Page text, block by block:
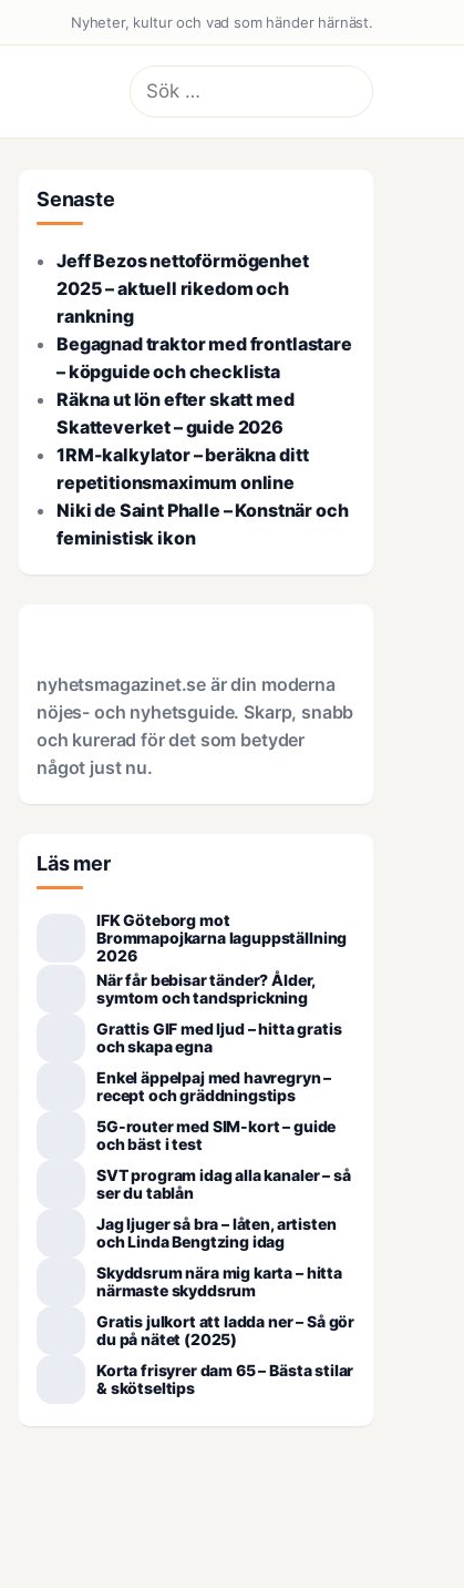
Nyheter, kultur och vad som händer härnäst.
Sök
efter:
Senaste
Jeff Bezos nettoförmögenhet
2025 – aktuell rikedom och
rankning
Begagnad traktor med frontlastare
– köpguide och checklista
Räkna ut lön efter skatt med
Skatteverket – guide 2026
1RM-kalkylator – beräkna ditt
repetitionsmaximum online
Niki de Saint Phalle – Konstnär och
feministisk ikon
nyhetsmagazinet.se är din moderna
nöjes- och nyhetsguide. Skarp, snabb
och kurerad för det som betyder
något just nu.
Läs mer
IFK Göteborg mot
Brommapojkarna laguppställning
2026
När får bebisar tänder? Ålder,
symtom och tandsprickning
Grattis GIF med ljud – hitta gratis
och skapa egna
Enkel äppelpaj med havregryn –
recept och gräddningstips
5G-router med SIM-kort – guide
och bäst i test
SVT program idag alla kanaler – så
ser du tablån
Jag ljuger så bra – låten, artisten
och Linda Bengtzing idag
Skyddsrum nära mig karta – hitta
närmaste skyddsrum
Gratis julkort att ladda ner – Så gör
du på nätet (2025)
Korta frisyrer dam 65 – Bästa stilar
& skötseltips